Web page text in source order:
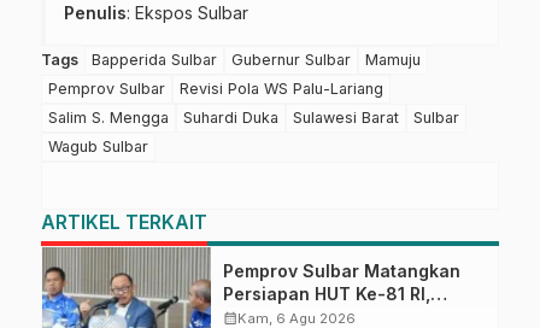
Penulis: Ekspos Sulbar
Tags Bapperida Sulbar Gubernur Sulbar
Mamuju
Pemprov Sulbar
Revisi Pola WS Palu-Lariang
Salim S. Mengga
Suhardi Duka Sulawesi Barat
Sulbar
Wagub Sulbar
ARTIKEL TERKAIT
Pemprov Sulbar Matangkan
Persiapan HUT Ke-81 RI,
Puncak Upacara di Lapangan
calendar_monthKam, 6 Agu 2026